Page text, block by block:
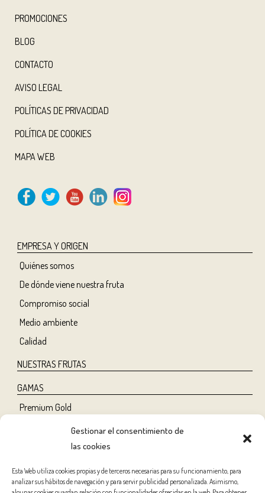
Gestionar el consentimiento de
las cookies
Esta Web utiliza cookies propias y de terceros necesarias para su funcionamiento, para
analizar sus hábitos de navegación y para servir publicidad personalizada. Asimismo,
PROMOCIONES
BLOG
CONTACTO
AVISO LEGAL
POLÍTICAS DE PRIVACIDAD
POLÍTICA DE COOKIES
MAPA WEB
EMPRESA Y ORIGEN
Quiénes somos
De dónde viene nuestra fruta
Compromiso social
Medio ambiente
Calidad
NUESTRAS FRUTAS
GAMAS
Premium Gold
NUTRICIÓN Y SALUD